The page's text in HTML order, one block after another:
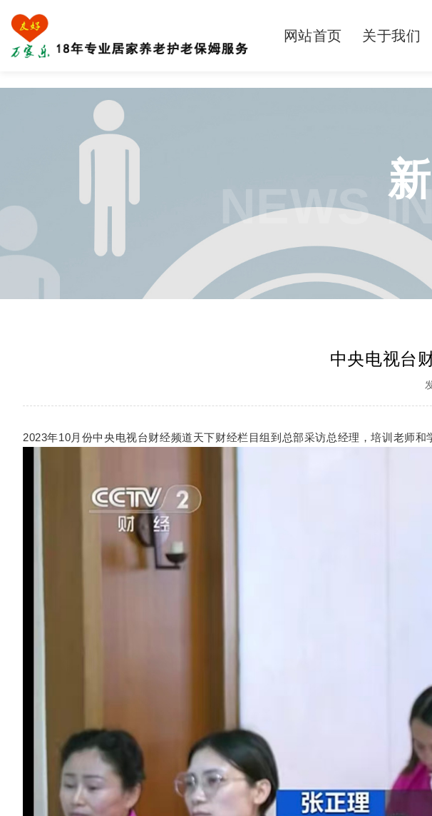
网站首页 关于我们
NEWS
中央电视台
2023年10月份中央电视台财经频道天下财经栏目组到总部采访总经理，培训老师和